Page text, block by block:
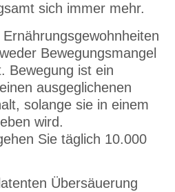
sich immer mehr.
Bewegungsmangel
Bewegung ist ein
ausgeglichenen
solange sie in einem
wird.
Sie täglich 10.000
Übersäuerung